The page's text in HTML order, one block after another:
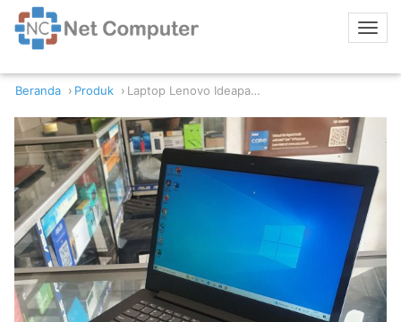
Beranda Produk Laptop Lenovo Ideapad 130-14AST AMD A4-9125 4GB 256 SSD